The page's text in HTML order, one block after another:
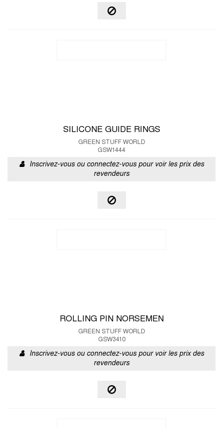
SILICONE GUIDE RINGS
GREEN STUFF WORLD
GSW1444
Inscrivez-vous ou connectez-vous pour voir les prix des
revendeurs
ROLLING PIN NORSEMEN
GREEN STUFF WORLD
GSW3410
Inscrivez-vous ou connectez-vous pour voir les prix des
revendeurs